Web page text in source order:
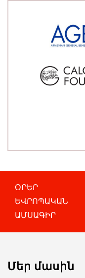
ՕՐԵՐ
ԵՎՐՈՊԱԿԱՆ
ԱՄՍԱԳԻՐ
Մեր մասին